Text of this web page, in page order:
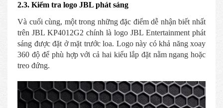
2.3. Kiểm tra logo JBL phát sáng
Và cuối cùng, một trong những đặc điểm dễ nhận biết nhất
trên JBL KP4012G2 chính là logo JBL Entertainment phát
sáng được đặt ở mặt trước loa. Logo này có khả năng xoay
360 độ để phù hợp với cả hai kiểu lắp đặt nằm ngang hoặc
treo đứng.